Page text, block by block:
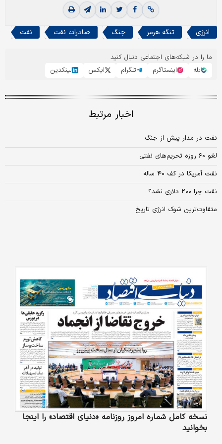
انرژی تنگه هرمز جنگ صادرات نفت نفت
ما را در شبکه‌های اجتماعی دنبال کنید
بله
اینستاگرم تلگرام ایکس لینکدین
اخبار مرتبط
نفت در مدار پیش از جنگ
لغو ۶۰ روزه تحریم‌های نفتی
نفت آمریکا در کف ۴۰ ساله
نفت چرا ۲۰۰ دلاری نشد؟
متفاوت‌ترین شوک انرژی تاریخ
نسخه کامل شماره امروز روزنامه «دنیای‌ اقتصاد» را اینجا
بخوانید